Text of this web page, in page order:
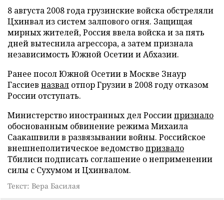
8 августа 2008 года грузинские войска обстреляли
Цхинвал из систем залпового огня. Защищая
мирных жителей, Россия ввела войска и за пять
дней вытеснила агрессора, а затем признала
независимость Южной Осетии и Абхазии.
Ранее посол Южной Осетии в Москве Знаур
Гассиев назвал отпор Грузии в 2008 году отказом
России отступать.
Министерство иностранных дел Россиипризнало
обоснованным обвинение режима Михаила
Саакашвили в развязывании войны. Российское
внешнеполитическое ведомствопризвало
Тбилиси подписать соглашение о неприменении
силы с Сухумом и Цхинвалом.
Текст: Вера Басилая